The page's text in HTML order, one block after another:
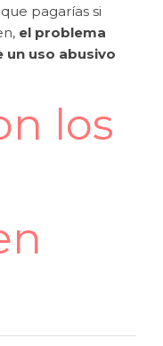
pagarías si
el problema
un uso abusivo
los